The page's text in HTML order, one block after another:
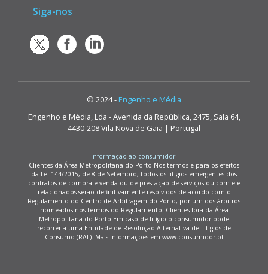
Siga-nos
© 2024 - Engenho e Média
Engenho e Média, Lda - Avenida da República, 2475, Sala 64,
4430-208 Vila Nova de Gaia | Portugal
Informação ao consumidor:
Clientes da Área Metropolitana do Porto Nos termos e para os efeitos
da Lei 144/2015, de 8 de Setembro, todos os litígios emergentes dos
contratos de compra e venda ou de prestação de serviços ou com ele
relacionados serão definitivamente resolvidos de acordo com o
Regulamento do Centro de Arbitragem do Porto, por um dos árbitros
nomeados nos termos do Regulamento. Clientes fora da Área
Metropolitana do Porto Em caso de litígio o consumidor pode
recorrer a uma Entidade de Resolução Alternativa de Litígios de
Consumo (RAL). Mais informações em www.consumidor.pt